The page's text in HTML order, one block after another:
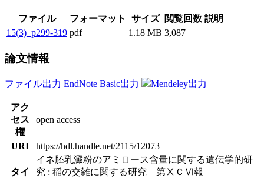
ファイル フォーマット サイズ 閲覧回数 説明
15(3)_p299-319 pdf 1.18 MB 3,087
論文情報
ファイル出力 EndNote Basic出力 Mendeley出力
アク
セス
権
open access
URI https://hdl.handle.net/2115/12073
タイ
イネ胚乳澱粉のアミロース含量に関する遺伝学的研
究 : 稲の交雑に関する研究 第ⅩＣⅥ報